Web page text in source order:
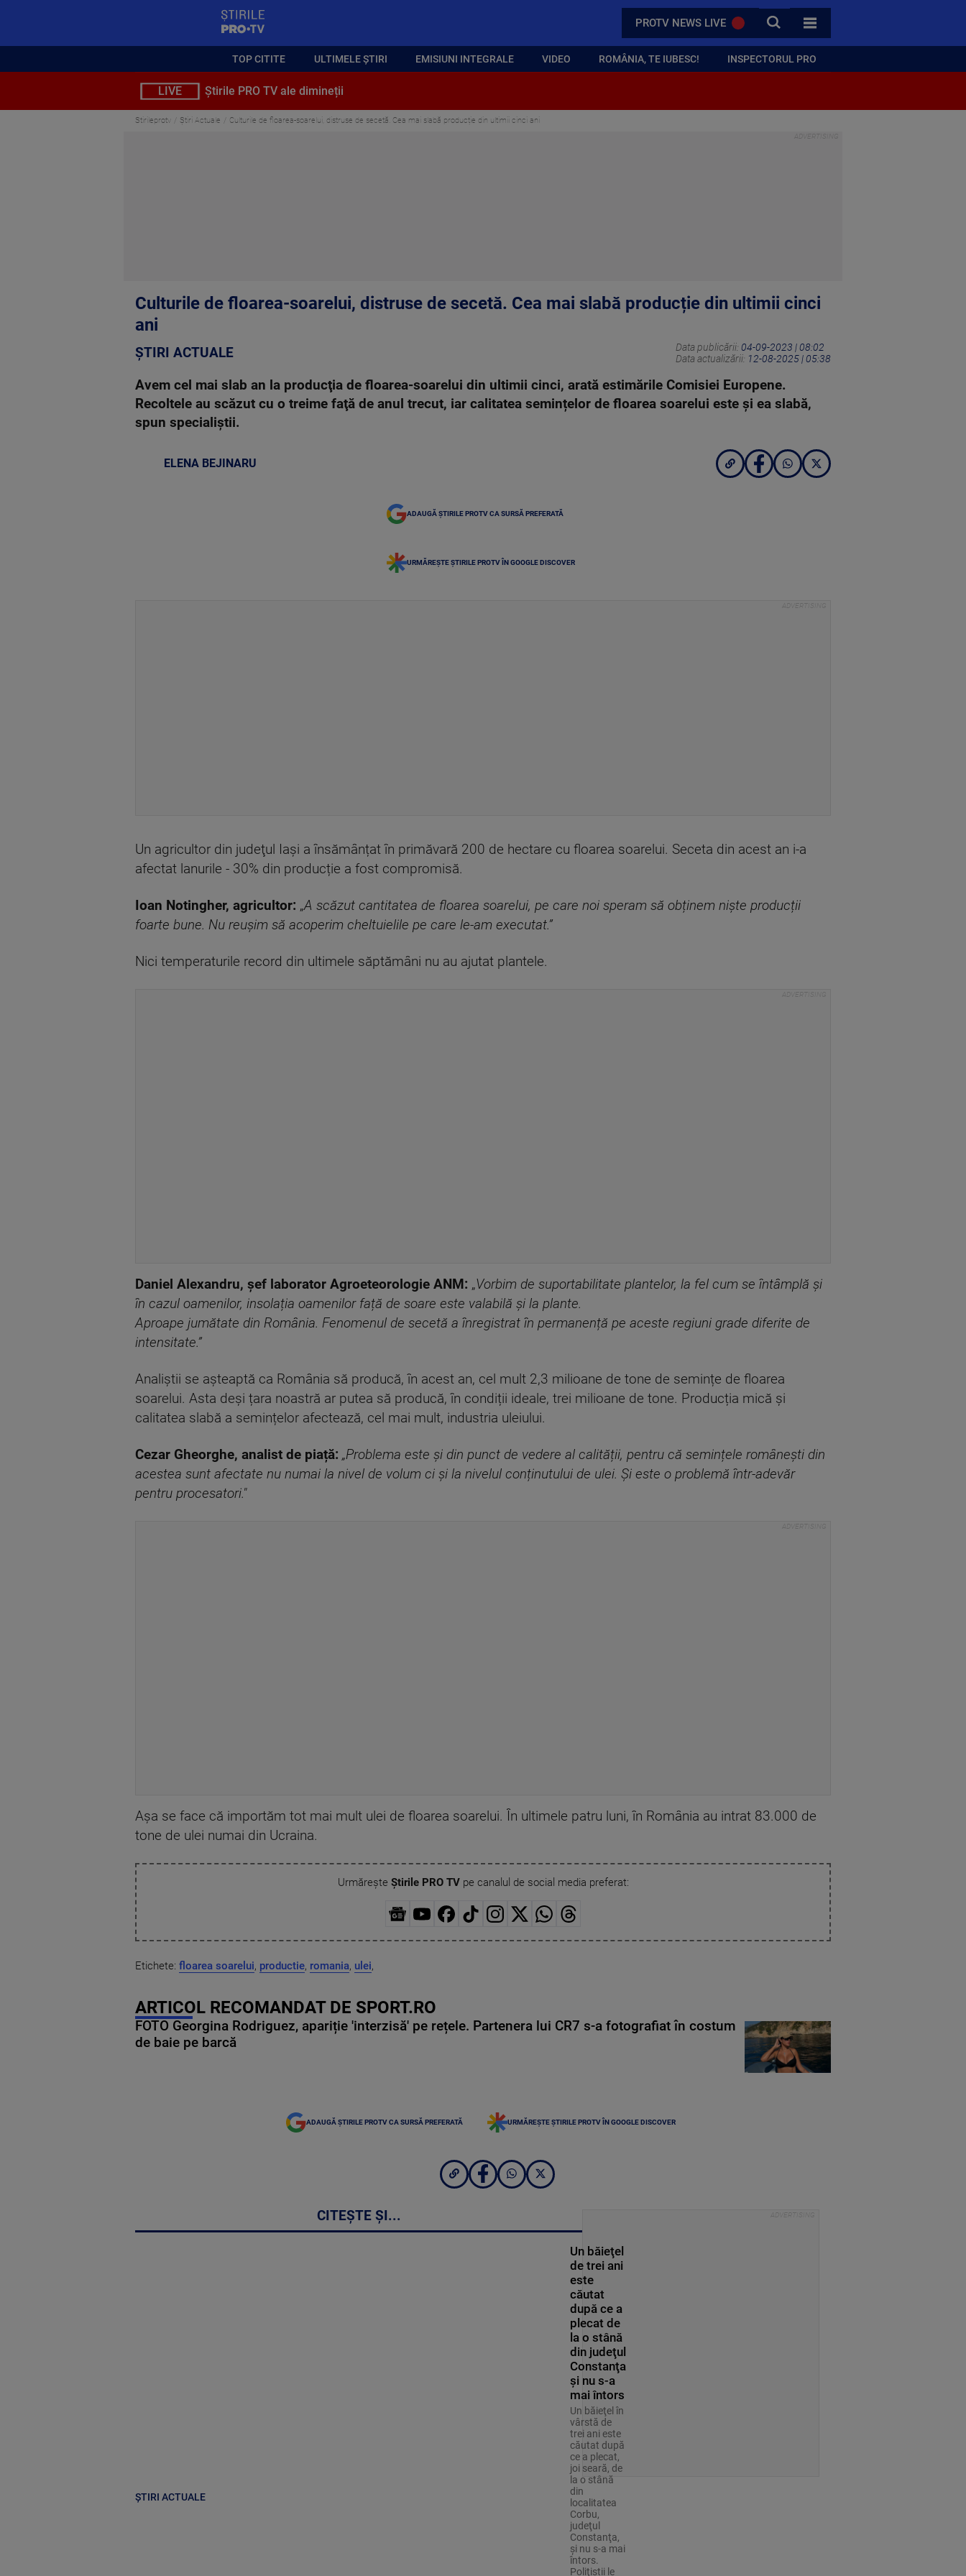
PROTV NEWS LIVE CAUTA
TOATE CATEGORIILE
TOP CITITE ULTIMELE ȘTIRI EMISIUNI INTEGRALE VIDEO ROMÂNIA, TE IUBESC! INSPECTORUL PRO
LIVE Știrile PRO TV ale dimineții
Stirileprotv Știri Actuale Culturile de floarea-soarelui, distruse de secetă. Cea mai slabă producție din ultimii cinci ani
Culturile de floarea-soarelui, distruse de secetă. Cea mai slabă producție din ultimii cinci
ani
ȘTIRI ACTUALE Data publicării: 04-09-2023 | 08:02
Data actualizării: 12-08-2025 | 05:38
Avem cel mai slab an la producţia de floarea-soarelui din ultimii cinci, arată estimările Comisiei Europene.
Recoltele au scăzut cu o treime faţă de anul trecut, iar calitatea semințelor de floarea soarelui este și ea slabă,
spun specialiștii.
ELENA BEJINARU
ADAUGĂ ȘTIRILE PROTV CA SURSĂ PREFERATĂ
URMĂREȘTE ȘTIRILE PROTV ÎN GOOGLE DISCOVER
Un agricultor din judeţul Iaşi a însămânțat în primăvară 200 de hectare cu floarea soarelui. Seceta din acest an i-a
afectat lanurile - 30% din producție a fost compromisă.
Ioan Notingher, agricultor: „A scăzut cantitatea de floarea soarelui, pe care noi speram să obținem niște producții
foarte bune. Nu reușim să acoperim cheltuielile pe care le-am executat.”
Nici temperaturile record din ultimele săptămâni nu au ajutat plantele.
Daniel Alexandru, șef laborator Agroeteorologie ANM: „Vorbim de suportabilitate plantelor, la fel cum se întâmplă și
în cazul oamenilor, insolația oamenilor față de soare este valabilă și la plante.
Aproape jumătate din România. Fenomenul de secetă a înregistrat în permanență pe aceste regiuni grade diferite de
intensitate.”
Analiștii se așteaptă ca România să producă, în acest an, cel mult 2,3 milioane de tone de semințe de floarea
soarelui. Asta deși țara noastră ar putea să producă, în condiții ideale, trei milioane de tone. Producția mică și
calitatea slabă a semințelor afectează, cel mai mult, industria uleiului.
Cezar Gheorghe, analist de piață: „Problema este și din punct de vedere al calității, pentru că semințele românești din
acestea sunt afectate nu numai la nivel de volum ci și la nivelul conținutului de ulei. Și este o problemă într-adevăr
pentru procesatori."
Așa se face că importăm tot mai mult ulei de floarea soarelui. În ultimele patru luni, în România au intrat 83.000 de
tone de ulei numai din Ucraina.
Urmărește Știrile PRO TVpe canalul de social media preferat:
Etichete: floarea soarelui, productie, romania, ulei,
ARTICOL RECOMANDAT DE SPORT.RO
FOTO Georgina Rodriguez, apariție 'interzisă' pe rețele. Partenera lui CR7 s-a fotografiat în costum
de baie pe barcă
ADAUGĂ ȘTIRILE PROTV CA SURSĂ PREFERATĂ URMĂREȘTE ȘTIRILE PROTV ÎN GOOGLE DISCOVER
CITEȘTE ȘI...
ȘTIRI ACTUALE
Un băieţel
de trei ani
este
căutat
după ce a
plecat de
la o stână
din judeţul
Constanţa
şi nu s-a
mai întors
Un băieţel în
vârstă de
trei ani este
căutat după
ce a plecat,
joi seară, de
la o stână
din
localitatea
Corbu,
judeţul
Constanţa,
şi nu s-a mai
întors.
Poliţiştii le